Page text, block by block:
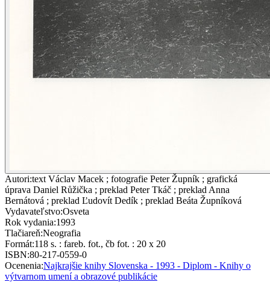
Autori:text Václav Macek ; fotografie Peter Župník ; grafická
úprava Daniel Růžička ; preklad Peter Tkáč ; preklad Anna
Bernátová ; preklad Ľudovít Dedík ; preklad Beáta Župníková
Vydavateľstvo:Osveta
Rok vydania:1993
Tlačiareň:Neografia
Formát:118 s. : fareb. fot., čb fot. : 20 x 20
ISBN:80-217-0559-0
Ocenenia:Najkrajšie knihy Slovenska - 1993 - Diplom - Knihy o
výtvarnom umení a obrazové publikácie